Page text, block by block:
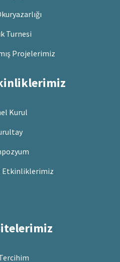
Turnesi
Projelerimiz
Kurul
Etkinliklerimiz